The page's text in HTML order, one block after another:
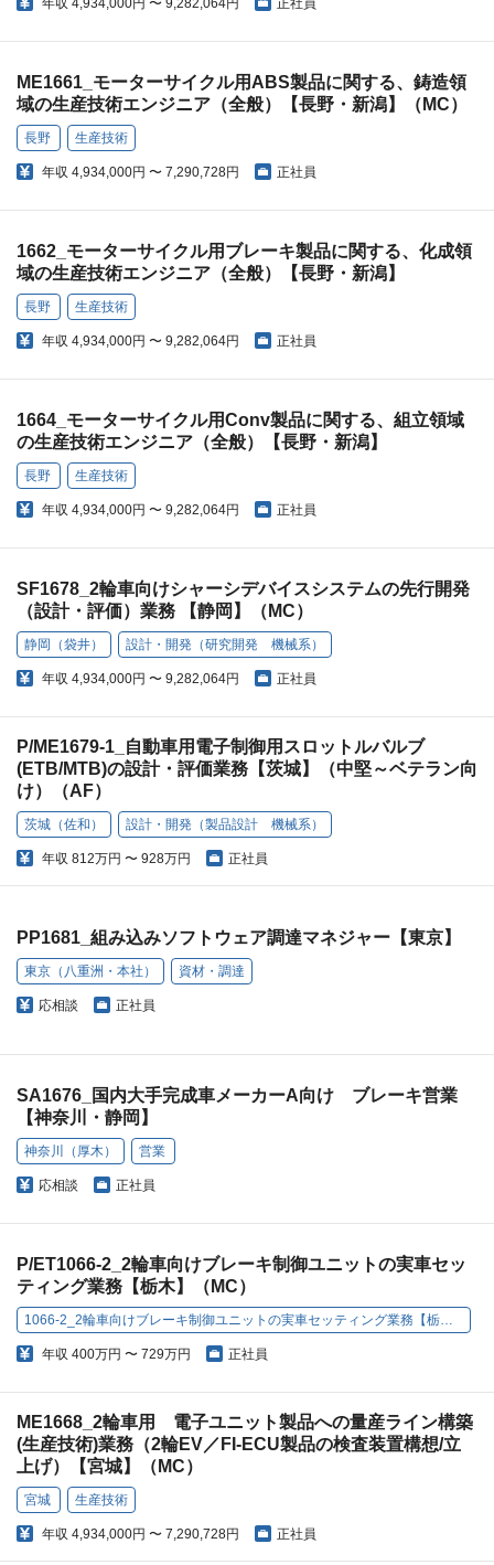
年収 4,934,000円 〜 9,282,064円 正社員
ME1661_モーターサイクル用ABS製品に関する、鋳造領
域の生産技術エンジニア（全般）【長野・新潟】（MC）
長野 生産技術
年収 4,934,000円 〜 7,290,728円 正社員
1662_モーターサイクル用ブレーキ製品に関する、化成領
域の生産技術エンジニア（全般）【長野・新潟】
長野 生産技術
年収 4,934,000円 〜 9,282,064円 正社員
1664_モーターサイクル用Conv製品に関する、組立領域
の生産技術エンジニア（全般）【長野・新潟】
長野 生産技術
年収 4,934,000円 〜 9,282,064円 正社員
SF1678_2輪車向けシャーシデバイスシステムの先行開発
（設計・評価）業務 【静岡】（MC）
静岡（袋井） 設計・開発（研究開発 機械系）
年収 4,934,000円 〜 9,282,064円 正社員
P/ME1679-1_自動車用電子制御用スロットルバルブ
(ETB/MTB)の設計・評価業務【茨城】（中堅～ベテラン向
け）（AF）
茨城（佐和） 設計・開発（製品設計 機械系）
年収 812万円 〜 928万円 正社員
PP1681_組み込みソフトウェア調達マネジャー【東京】
東京（八重洲・本社） 資材・調達
応相談 正社員
SA1676_国内大手完成車メーカーA向け ブレーキ営業
【神奈川・静岡】
神奈川（厚木） 営業
応相談 正社員
P/ET1066-2_2輪車向けブレーキ制御ユニットの実車セッ
ティング業務【栃木】（MC）
1066-2_2輪車向けブレーキ制御ユニットの実車セッティング業務【栃木】
年収 400万円 〜 729万円 正社員
ME1668_2輪車用 電子ユニット製品への量産ライン構築
(生産技術)業務（2輪EV／FI-ECU製品の検査装置構想/立
上げ）【宮城】（MC）
宮城 生産技術
年収 4,934,000円 〜 7,290,728円 正社員